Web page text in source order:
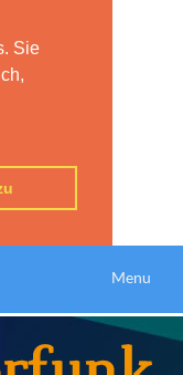
Sie
Menu